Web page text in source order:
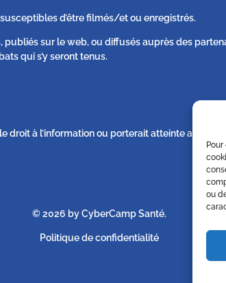
ou
d’être filmés/et ou enregistrés.
sur le web, ou diffusés auprès des
qui s’y seront tenus.
droit à l’information ou porterait atteinte au
© 2026 by CyberCamp Santé.
Politique de confidentialité